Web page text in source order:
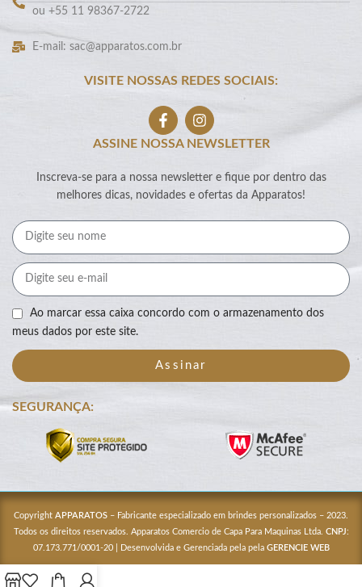
ou +55 11 98367-2722
E-mail: sac@apparatos.com.br
VISITE NOSSAS REDES SOCIAIS:
ASSINE NOSSA NEWSLETTER
Inscreva-se para a nossa newsletter e fique por dentro das
melhores dicas, novidades e ofertas da Apparatos!
Ao marcar essa caixa concordo com o armazenamento dos
meus dados por este site.
Assinar
SEGURANÇA:
Copyright APPARATOS – Fabricante especializado em brindes personalizados – 2023.
Todos os direitos reservados. Apparatos Comercio de Capa Para Maquinas Ltda. CNPJ:
07.173.771/0001-20 | Desenvolvida e Gerenciada pela pela GERENCIE WEB